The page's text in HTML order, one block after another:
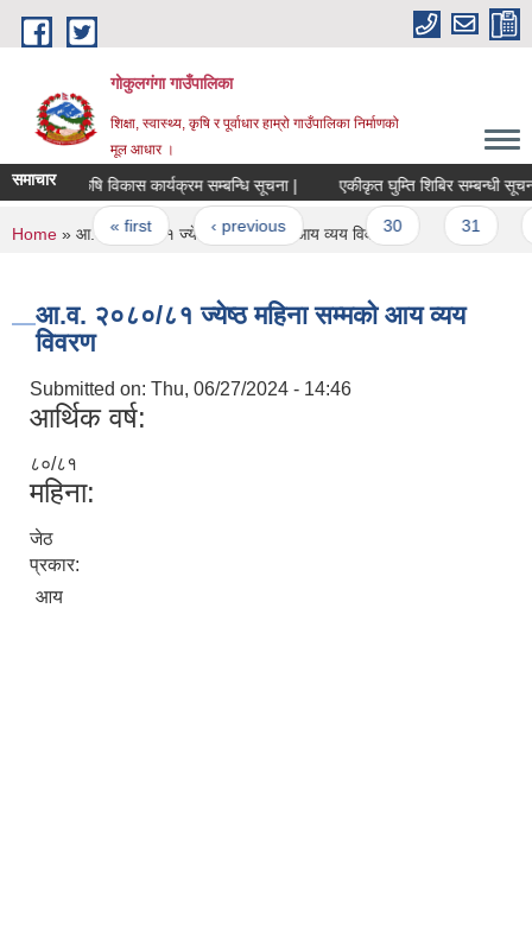
Skip to main content
गोकुलगंगा गाउँपालिका
शिक्षा, स्वास्थ्य, कृषि र पूर्वाधार हाम्रो गाउँपालिका निर्माणको
मूल आधार ।
समाचार कृषि विकास कार्यक्रम सम्बन्धि सूचना | एकीकृत घुम्ति शिबिर सम्बन्धी सूचना
Pages
« first ‹ previous … 30 31
You are here
Home » आ.व. २०८०/८१ ज्येष्ठ महिना सम्मको आय व्यय विवरण
आ.व. २०८०/८१ ज्येष्ठ महिना सम्मको आय व्यय
विवरण
Submitted on: Thu, 06/27/2024 - 14:46
आर्थिक वर्ष:
८०/८१
महिना:
जेठ
प्रकार:
आय